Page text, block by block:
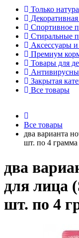
Только
Спортивное
Стиральные
Аксессуары
Премиум
Товары для
Закрытая
Все товары
Все товары
два варианта
шт. по 4 грамма
два
для лица
шт. по 4